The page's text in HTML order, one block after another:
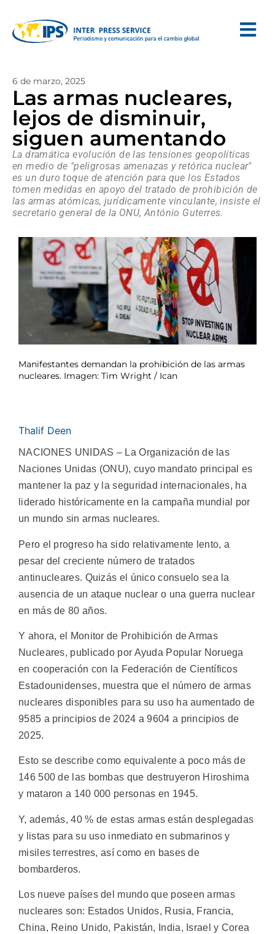
6 de marzo, 2025
Las armas nucleares,
lejos de disminuir,
siguen aumentando
La dramática evolución de las tensiones geopolíticas
en medio de "peligrosas amenazas y retórica nuclear"
es un duro toque de atención para que los Estados
tomen medidas en apoyo del tratado de prohibición de
las armas atómicas, jurídicamente vinculante, insiste el
secretario general de la ONU, António Guterres.
Manifestantes demandan la prohibición de las armas
nucleares. Imagen: Tim Wright / Ican
Thalif Deen
NACIONES UNIDAS – La Organización de las
Naciones Unidas (ONU), cuyo mandato principal es
mantener la paz y la seguridad internacionales, ha
liderado históricamente en la campaña mundial por
un mundo sin armas nucleares.
Pero el progreso ha sido relativamente lento, a
pesar del creciente número de tratados
antinucleares. Quizás el único consuelo sea la
ausencia de un ataque nuclear o una guerra nuclear
en más de 80 años.
Y ahora, el Monitor de Prohibición de Armas
Nucleares, publicado por Ayuda Popular Noruega
en cooperación con la Federación de Científicos
Estadounidenses, muestra que el número de armas
nucleares disponibles para su uso ha aumentado de
9585 a principios de 2024 a 9604 a principios de
2025.
Esto se describe como equivalente a poco más de
146 500 de las bombas que destruyeron Hiroshima
y mataron a 140 000 personas en 1945.
Y, además, 40 % de estas armas están desplegadas
y listas para su uso inmediato en submarinos y
misiles terrestres, así como en bases de
bombarderos.
Los nueve países del mundo que poseen armas
nucleares son: Estados Unidos, Rusia, Francia,
China, Reino Unido, Pakistán, India, Israel y Corea